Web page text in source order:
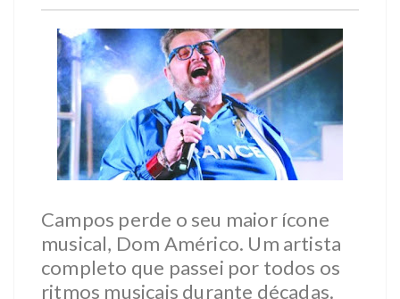
Campos perde o seu maior ícone
musical, Dom Américo. Um artista
completo que passei por todos os
ritmos musicais durante décadas.